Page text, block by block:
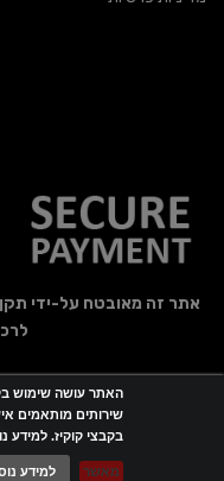
חנות
האתר עושה שימוש
שירותים מותאמים
בקבצי קוקיז. למידע
מאשר למידע